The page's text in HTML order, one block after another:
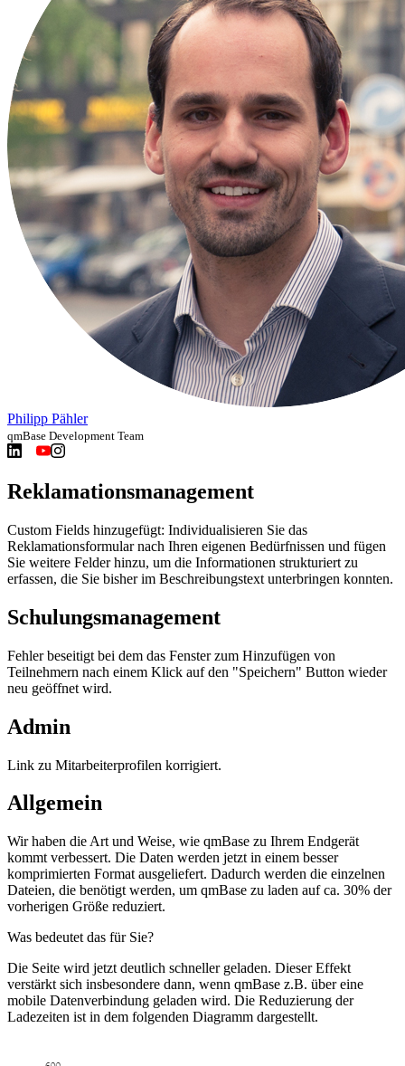
Philipp Pähler
qmBase Development Team
Reklamationsmanagement
Custom Fields hinzugefügt: Individualisieren Sie das
Reklamationsformular nach Ihren eigenen Bedürfnissen und fügen
Sie weitere Felder hinzu, um die Informationen strukturiert zu
erfassen, die Sie bisher im Beschreibungstext unterbringen konnten.
Schulungsmanagement
Fehler beseitigt bei dem das Fenster zum Hinzufügen von
Teilnehmern nach einem Klick auf den "Speichern" Button wieder
neu geöffnet wird.
Admin
Link zu Mitarbeiterprofilen korrigiert.
Allgemein
Wir haben die Art und Weise, wie qmBase zu Ihrem Endgerät
kommt verbessert. Die Daten werden jetzt in einem besser
komprimierten Format ausgeliefert. Dadurch werden die einzelnen
Dateien, die benötigt werden, um qmBase zu laden auf ca. 30% der
vorherigen Größe reduziert.
Was bedeutet das für Sie?
Die Seite wird jetzt deutlich schneller geladen. Dieser Effekt
verstärkt sich insbesondere dann, wenn qmBase z.B. über eine
mobile Datenverbindung geladen wird. Die Reduzierung der
Ladezeiten ist in dem folgenden Diagramm dargestellt.